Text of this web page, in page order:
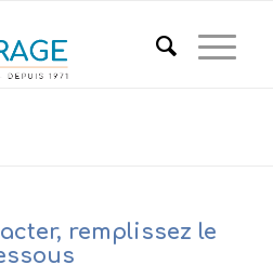
remplissez le